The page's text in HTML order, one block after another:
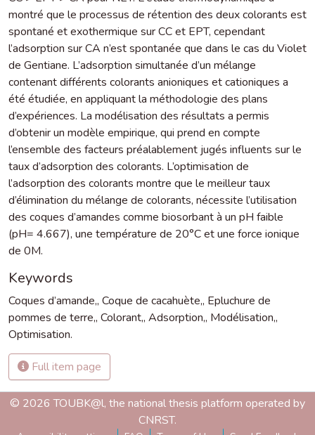
montré que le processus de rétention des deux colorants est
spontané et exothermique sur CC et EPT, cependant
l’adsorption sur CA n’est spontanée que dans le cas du Violet
de Gentiane. L’adsorption simultanée d’un mélange
contenant différents colorants anioniques et cationiques a
été étudiée, en appliquant la méthodologie des plans
d’expériences. La modélisation des résultats a permis
d’obtenir un modèle empirique, qui prend en compte
l’ensemble des facteurs préalablement jugés influents sur le
taux d’adsorption des colorants. L’optimisation de
l’adsorption des colorants montre que le meilleur taux
d’élimination du mélange de colorants, nécessite l’utilisation
des coques d’amandes comme biosorbant à un pH faible
(pH= 4.667), une température de 20°C et une force ionique
de 0M.
Keywords
Coques d’amande,, Coque de cacahuète,, Epluchure de
pommes de terre,, Colorant,, Adsorption,, Modélisation,,
Optimisation.
Full item page
© 2026 TOUBK@l, the national thesis platform operated by
CNRST.